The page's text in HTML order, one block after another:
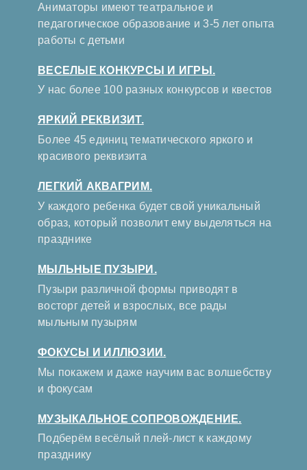
Аниматоры имеют театральное и
педагогическое образование и 3-5 лет опыта
работы с детьми
ВЕСЕЛЫЕ КОНКУРСЫ И ИГРЫ.
У нас более 100 разных конкурсов и квестов
ЯРКИЙ РЕКВИЗИТ.
Более 45 единиц тематического яркого и
красивого реквизита
ЛЕГКИЙ АКВАГРИМ.
У каждого ребенка будет свой уникальный
образ, который позволит ему выделяться на
празднике
МЫЛЬНЫЕ ПУЗЫРИ.
Пузыри различной формы приводят в
восторг детей и взрослых, все рады
мыльным пузырям
ФОКУСЫ И ИЛЛЮЗИИ.
Мы покажем и даже научим вас волшебству
и фокусам
МУЗЫКАЛЬНОЕ СОПРОВОЖДЕНИЕ.
Подберём весёлый плей-лист к каждому
празднику